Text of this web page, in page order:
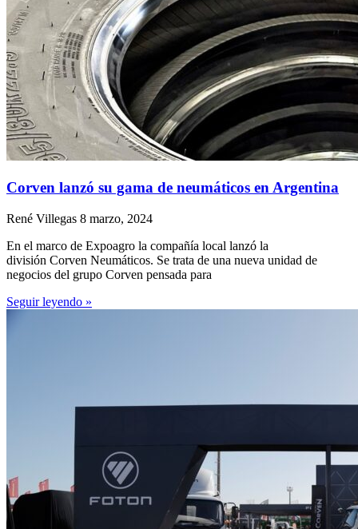
Corven lanzó su gama de neumáticos en Argentina
René Villegas 8 marzo, 2024
En el marco de Expoagro la compañía local lanzó la
división Corven Neumáticos. Se trata de una nueva unidad de
negocios del grupo Corven pensada para
Seguir leyendo »